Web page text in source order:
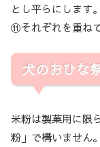
とし平らにします。
⑪それぞれを重ね
犬のおひな
米粉は製菓用に限
粉」で構いません。